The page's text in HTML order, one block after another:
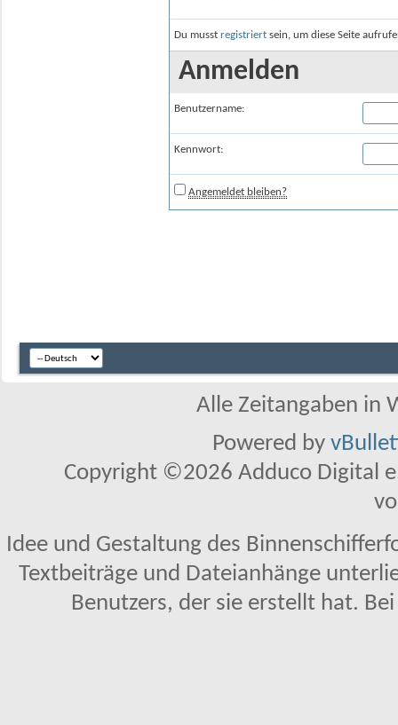
Du musst registriert sein, um diese Seite
Anmelden
Benutzername:
Kennwort:
Angemeldet bleiben?
Alle Zeitangaben in
Powered by
Copyright ©2026 Adduco Digital
Idee und Gestaltung des
Textbeiträge und Dateianhänge
Benutzers, der sie erstellt hat.